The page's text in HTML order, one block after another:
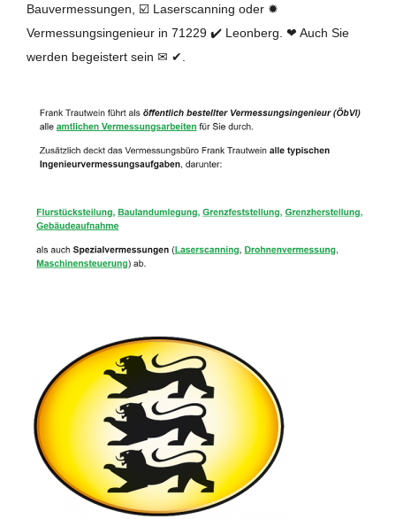
Bauvermessungen, ☑️ Laserscanning oder ✹
Vermessungsingenieur in 71229 ✔️ Leonberg. ❤ Auch Sie
werden begeistert sein ✉ ✔.